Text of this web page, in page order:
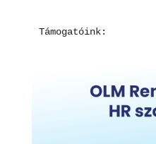
Támogatóink: